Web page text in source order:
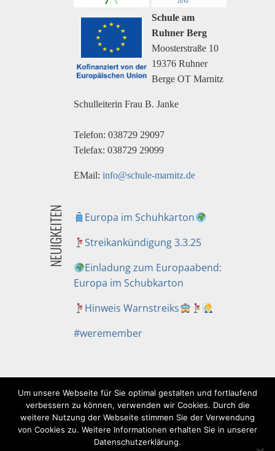
Schule am
Ruhner Berg
Moosterstraße 10
19376 Ruhner
Berge OT Marnitz
Schulleiterin Frau B. Janke
Telefon: 038729 29097
Telefax: 038729 29099
EMail:info@schule-marnitz.de
NEUIGKEITEN
Europa im Schuhkarton
Streikankündigung 3.3.25
Einladung zum Europaabend:
Europa im Schubkarton
Hinweis Warnstreiks
#weremember
IMPRESSUM
DATENSCHUTZERKLÄRUNG
Um unsere Webseite für Sie optimal gestalten und fortlaufend
verbessern zu können, verwenden wir Cookies. Durch die
weitere Nutzung der Webseite stimmen Sie der Verwendung
von Cookies zu. Weitere Informationen erhalten Sie in unserer
Datenschutzerklärung.